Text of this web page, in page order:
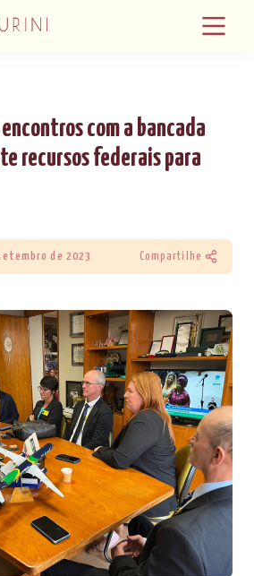
com a bancada
recursos federais para
de 2023 Compartilhe